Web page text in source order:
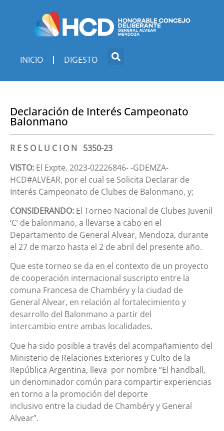
INICIO DIGESTO
Declaración de Interés Campeonato
Balonmano
R E S O L U C I O N 5350-23
VISTO: El Expte. 2023-02226846- -GDEMZA-
HCD#ALVEAR, por el cual se Solicita Declarar de
Interés Campeonato de Clubes de Balonmano, y;
CONSIDERANDO: El Torneo Nacional de Clubes Juvenil
‘C’ de balonmano, a llevarse a cabo en el
Departamento de General Alvear, Mendoza, durante
el 27 de marzo hasta el 2 de abril del presente año.
Que este torneo se da en el contexto de un proyecto
de cooperación internacional suscripto entre la
comuna Francesa de Chambéry y la ciudad de
General Alvear, en relación al fortalecimiento y
desarrollo del Balonmano a partir del
intercambio entre ambas localidades.
Que ha sido posible a través del acompañamiento del
Ministerio de Relaciones Exteriores y Culto de la
República Argentina, lleva por nombre “El handball,
un denominador común para compartir experiencias
en torno a la promoción del deporte
inclusivo entre la ciudad de Chambéry y General
Alvear”.